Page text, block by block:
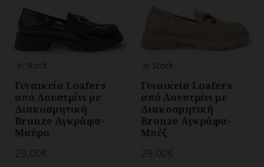
In Stock
Γυναικεία Loafers
από Λουστρίνι με
Διακοσμητική
Bronze Αγκράφα-
Μαύρο
In Stock
Γυναικεία Loafers
από Λουστρίνι με
Διακοσμητική
Bronze Αγκράφα-
Μπέζ